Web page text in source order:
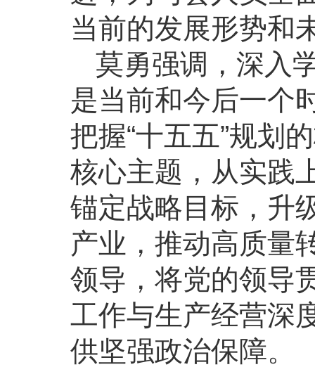
当前的发展形势和
莫勇强调，深入
是当前和今后一个
把握“十五五”规划
核心主题，从实践
锚定战略目标，升
产业，推动高质量
领导，将党的领导
工作与生产经营深
供坚强政治保障。